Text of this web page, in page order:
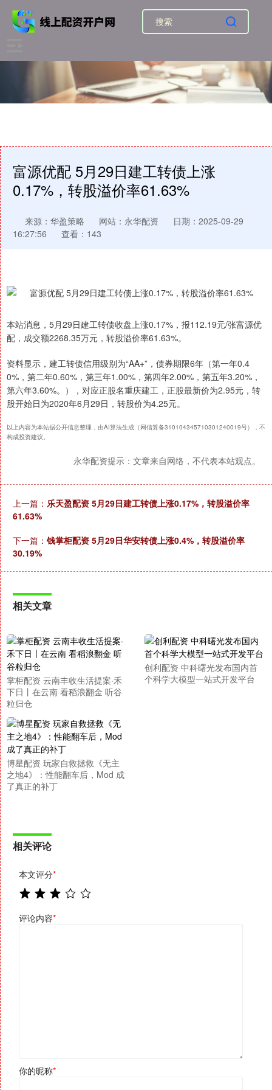
富源优配 5月29日建工转债上涨
0.17%，转股溢价率61.63%
来源：华盈策略 网站：永华配资
日期：2025-09-29
16:27:56
查看：143
本站消息，5月29日建工转债收盘上涨0.17%，报112.19元/张富源优
配，成交额2268.35万元，转股溢价率61.63%。
资料显示，建工转债信用级别为“AA+”，债券期限6年（第一年0.4
0%，第二年0.60%，第三年1.00%，第四年2.00%，第五年3.20%，
第六年3.60%。），对应正股名重庆建工，正股最新价为2.95元，转
股开始日为2020年6月29日，转股价为4.25元。
以上内容为本站据公开信息整理，由AI算法生成（网信算备310104345710301240019号），不
构成投资建议。
永华配资提示：文章来自网络，不代表本站观点。
上一篇： 乐天盈配资 5月29日建工转债上涨0.17%，转股溢价率
61.63%
下一篇： 钱掌柜配资 5月29日华安转债上涨0.4%，转股溢价率
30.19%
相关文章
掌柜配资 云南丰收生活提案·禾
下日丨在云南 看稻浪翻金 听谷
粒归仓
创利配资 中科曙光发布国内首
个科学大模型一站式开发平台
博星配资 玩家自救拯救《无主
之地4》：性能翻车后，Mod 成
了真正的补丁
相关评论
本文评分*
评论内容*
你的昵称*